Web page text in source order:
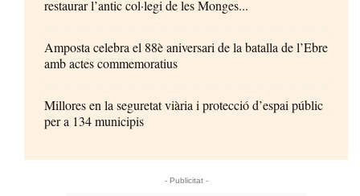
restaurar l’antic col·legi de les Monges...
Amposta celebra el 88è aniversari de la batalla de l’Ebre
amb actes commemoratius
Millores en la seguretat viària i protecció d’espai públic
per a 134 municipis
- Publicitat -